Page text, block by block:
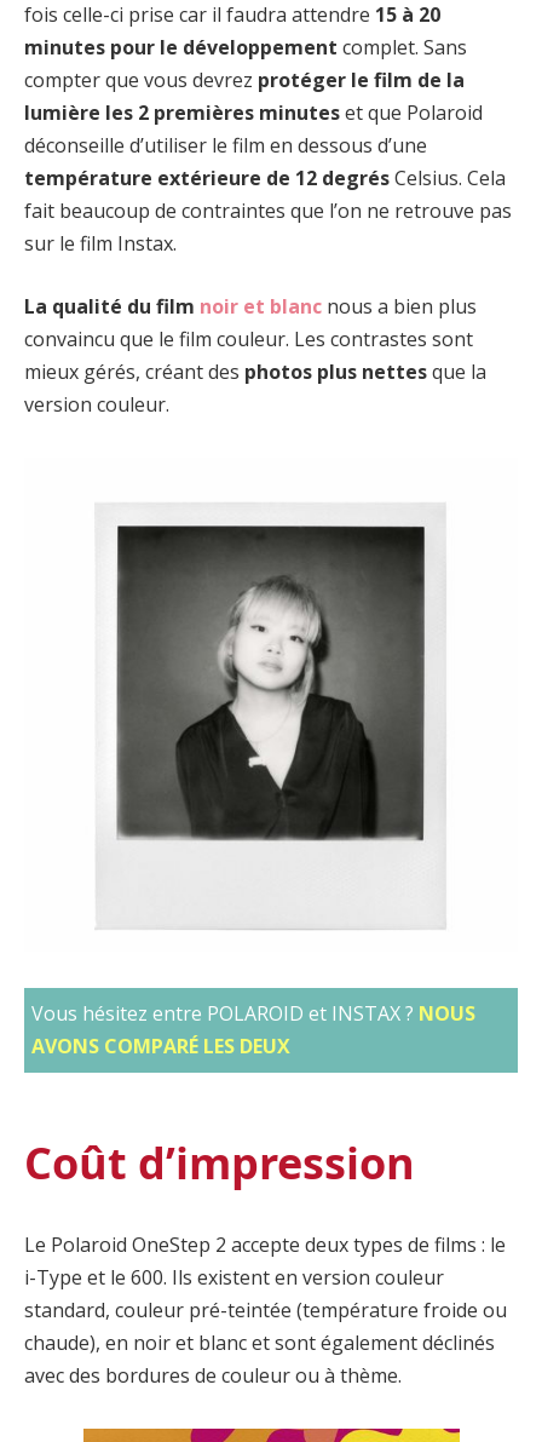
fois celle-ci prise car il faudra attendre 15 à 20
minutes pour le développement complet. Sans
compter que vous devrez protéger le film de la
lumière les 2 premières minuteset que Polaroid
déconseille d’utiliser le film en dessous d’une
température extérieure de 12 degrésCelsius. Cela
fait beaucoup de contraintes que l’on ne retrouve pas
sur le film Instax.
La qualité du film noir et blanc nous a bien plus
convaincu que le film couleur. Les contrastes sont
mieux gérés, créant des photos plus nettesque la
version couleur.
Vous hésitez entre POLAROID et INSTAX ? NOUS
AVONS COMPARÉ LES DEUX
Coût d’impression
Le Polaroid OneStep 2 accepte deux types de films : le
i-Type et le 600. Ils existent en version couleur
standard, couleur pré-teintée (température froide ou
chaude), en noir et blanc et sont également déclinés
avec des bordures de couleur ou à thème.